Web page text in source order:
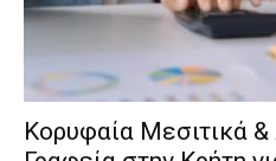
Κορυφαία Μεσιτικά &